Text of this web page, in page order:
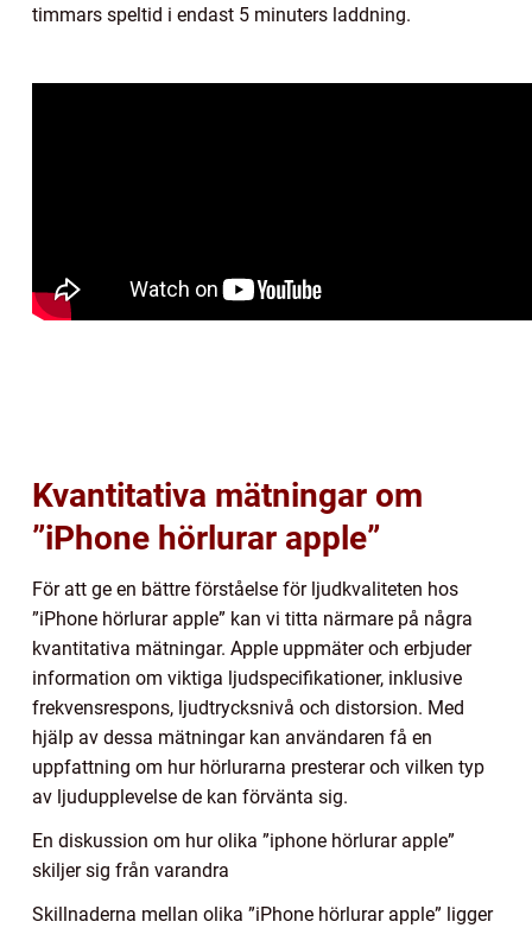
timmars speltid i endast 5 minuters laddning.
Kvantitativa mätningar om
”iPhone hörlurar apple”
För att ge en bättre förståelse för ljudkvaliteten hos
”iPhone hörlurar apple” kan vi titta närmare på några
kvantitativa mätningar. Apple uppmäter och erbjuder
information om viktiga ljudspecifikationer, inklusive
frekvensrespons, ljudtrycksnivå och distorsion. Med
hjälp av dessa mätningar kan användaren få en
uppfattning om hur hörlurarna presterar och vilken typ
av ljudupplevelse de kan förvänta sig.
En diskussion om hur olika ”iphone hörlurar apple”
skiljer sig från varandra
Skillnaderna mellan olika ”iPhone hörlurar apple” ligger